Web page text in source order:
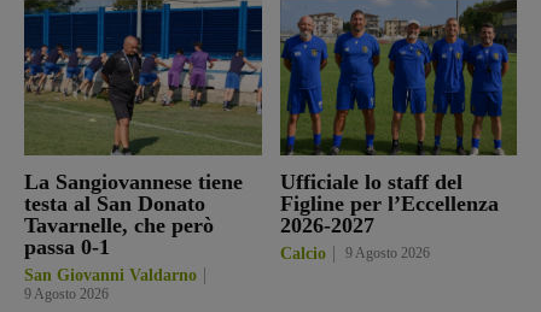
La Sangiovannese tiene
testa al San Donato
Tavarnelle, che però
passa 0-1
San Giovanni Valdarno
9 Agosto 2026
Ufficiale lo staff del
Figline per l’Eccellenza
2026-2027
Calcio 9 Agosto 2026